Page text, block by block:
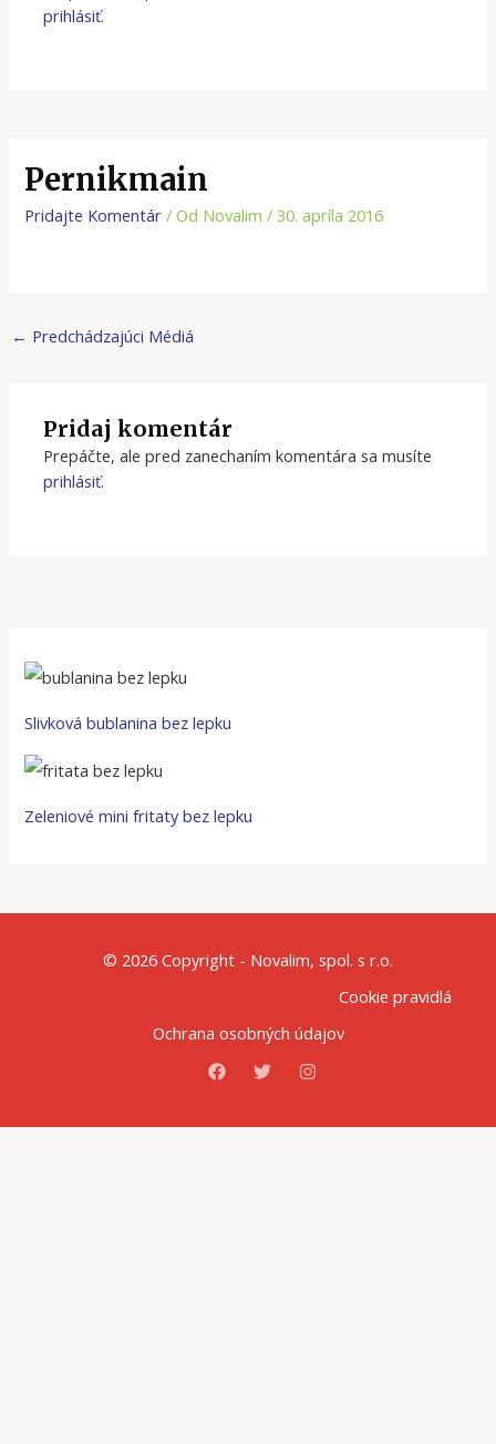
prihlásiť.
Pernikmain
Pridajte Komentár / Od Novalim/30. apríla 2016
← Predchádzajúci Médiá
Pridaj komentár
Prepáčte, ale pred zanechaním komentára sa musíte
prihlásiť.
Slivková bublanina bez lepku
Zeleniové mini fritaty bez lepku
© 2026 Copyright - Novalim, spol. s r.o.
Cookie pravidlá
Ochrana osobných údajov